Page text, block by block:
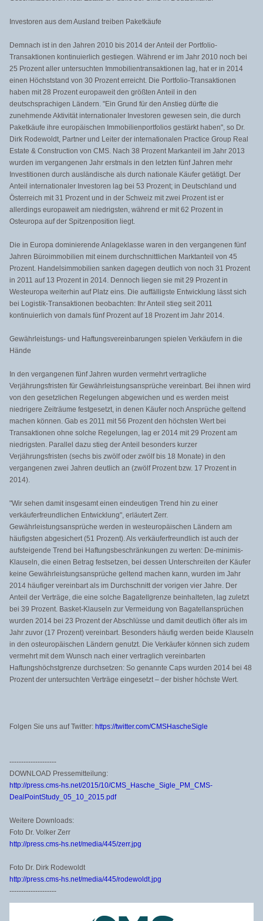
Investoren aus dem Ausland treiben Paketkäufe
Demnach ist in den Jahren 2010 bis 2014 der Anteil der Portfolio-
Transaktionen kontinuierlich gestiegen. Während er im Jahr 2010 noch bei
25 Prozent aller untersuchten Immobilientransaktionen lag, hat er in 2014
einen Höchststand von 30 Prozent erreicht. Die Portfolio-Transaktionen
haben mit 28 Prozent europaweit den größten Anteil in den
deutschsprachigen Ländern. "Ein Grund für den Anstieg dürfte die
zunehmende Aktivität internationaler Investoren gewesen sein, die durch
Paketkäufe ihre europäischen Immobilienportfolios gestärkt haben", so Dr.
Dirk Rodewoldt, Partner und Leiter der internationalen Practice Group Real
Estate & Construction von CMS. Nach 38 Prozent Markanteil im Jahr 2013
wurden im vergangenen Jahr erstmals in den letzten fünf Jahren mehr
Investitionen durch ausländische als durch nationale Käufer getätigt. Der
Anteil internationaler Investoren lag bei 53 Prozent; in Deutschland und
Österreich mit 31 Prozent und in der Schweiz mit zwei Prozent ist er
allerdings europaweit am niedrigsten, während er mit 62 Prozent in
Osteuropa auf der Spitzenposition liegt.
Die in Europa dominierende Anlageklasse waren in den vergangenen fünf
Jahren Büroimmobilien mit einem durchschnittlichen Marktanteil von 45
Prozent. Handelsimmobilien sanken dagegen deutlich von noch 31 Prozent
in 2011 auf 13 Prozent in 2014. Dennoch liegen sie mit 29 Prozent in
Westeuropa weiterhin auf Platz eins. Die auffälligste Entwicklung lässt sich
bei Logistik-Transaktionen beobachten: Ihr Anteil stieg seit 2011
kontinuierlich von damals fünf Prozent auf 18 Prozent im Jahr 2014.
Gewährleistungs- und Haftungsvereinbarungen spielen Verkäufern in die
Hände
In den vergangenen fünf Jahren wurden vermehrt vertragliche
Verjährungsfristen für Gewährleistungsansprüche vereinbart. Bei ihnen wird
von den gesetzlichen Regelungen abgewichen und es werden meist
niedrigere Zeiträume festgesetzt, in denen Käufer noch Ansprüche geltend
machen können. Gab es 2011 mit 56 Prozent den höchsten Wert bei
Transaktionen ohne solche Regelungen, lag er 2014 mit 29 Prozent am
niedrigsten. Parallel dazu stieg der Anteil besonders kurzer
Verjährungsfristen (sechs bis zwölf oder zwölf bis 18 Monate) in den
vergangenen zwei Jahren deutlich an (zwölf Prozent bzw. 17 Prozent in
2014).
"Wir sehen damit insgesamt einen eindeutigen Trend hin zu einer
verkäuferfreundlichen Entwicklung", erläutert Zerr.
Gewährleistungsansprüche werden in westeuropäischen Ländern am
häufigsten abgesichert (51 Prozent). Als verkäuferfreundlich ist auch der
aufsteigende Trend bei Haftungsbeschränkungen zu werten: De-minimis-
Klauseln, die einen Betrag festsetzen, bei dessen Unterschreiten der Käufer
keine Gewährleistungsansprüche geltend machen kann, wurden im Jahr
2014 häufiger vereinbart als im Durchschnitt der vorigen vier Jahre. Der
Anteil der Verträge, die eine solche Bagatellgrenze beinhalteten, lag zuletzt
bei 39 Prozent. Basket-Klauseln zur Vermeidung von Bagatellansprüchen
wurden 2014 bei 23 Prozent der Abschlüsse und damit deutlich öfter als im
Jahr zuvor (17 Prozent) vereinbart. Besonders häufig werden beide Klauseln
in den osteuropäischen Ländern genutzt. Die Verkäufer können sich zudem
vermehrt mit dem Wunsch nach einer vertraglich vereinbarten
Haftungshöchstgrenze durchsetzen: So genannte Caps wurden 2014 bei 48
Prozent der untersuchten Verträge eingesetzt – der bisher höchste Wert.
Folgen Sie uns auf Twitter: https://twitter.com/CMSHascheSigle
--------------------
DOWNLOAD Pressemitteilung:
http://press.cms-hs.net/2015/10/CMS_Hasche_Sigle_PM_CMS-
DealPointStudy_05_10_2015.pdf
Weitere Downloads:
Foto Dr. Volker Zerr
http://press.cms-hs.net/media/445/zerr.jpg
Foto Dr. Dirk Rodewoldt
http://press.cms-hs.net/media/445/rodewoldt.jpg
--------------------